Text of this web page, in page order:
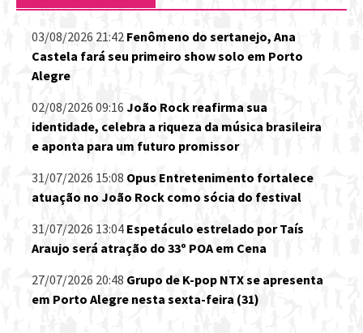
03/08/2026 21:42 Fenômeno do sertanejo, Ana
Castela fará seu primeiro show solo em Porto
Alegre
02/08/2026 09:16 João Rock reafirma sua
identidade, celebra a riqueza da música brasileira
e aponta para um futuro promissor
31/07/2026 15:08 Opus Entretenimento fortalece
atuação no João Rock como sócia do festival
31/07/2026 13:04 Espetáculo estrelado por Taís
Araujo será atração do 33º POA em Cena
27/07/2026 20:48 Grupo de K-pop NTX se apresenta
em Porto Alegre nesta sexta-feira (31)